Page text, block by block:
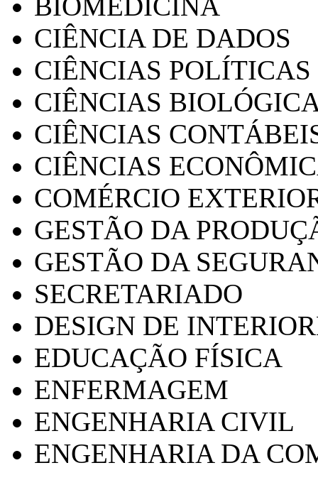
CIÊNCIA DE DADOS
CIÊNCIAS POLÍTICAS
CIÊNCIAS
CIÊNCIAS
CIÊNCIAS
COMÉRCIO
GESTÃO DA
GESTÃO DA
SECRETARIADO
DESIGN DE
EDUCAÇÃO FÍSICA
ENFERMAGEM
ENGENHARIA CIVIL
ENGENHARIA DA